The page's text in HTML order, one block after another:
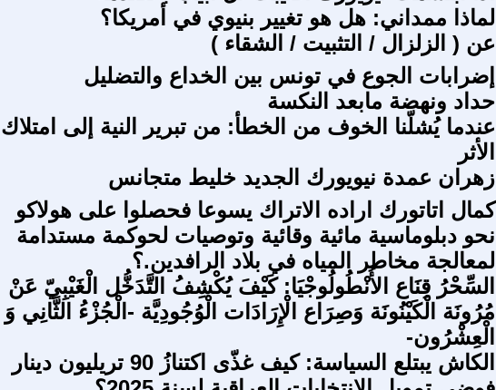
لماذا ممداني: هل هو تغيير بنيوي في أمريكا؟
عن ( الزلزال / التثبيت / الشقاء )
إضرابات الجوع في تونس بين الخداع والتضليل
حداد ونهضة مابعد النكسة
عندما يُشلّنا الخوف من الخطأ: من تبرير النية إلى امتلاك
الأثر
زهران عمدة نيويورك الجديد خليط متجانس
كمال اتاتورك اراده الاتراك يسوعا فحصلوا على هولاكو
نحو دبلوماسية مائية وقائية وتوصيات لحوكمة مستدامة
لمعالجة مخاطر المياه في بلاد الرافدين.؟
السِّحْرُ قِنَاع الأُنْطُولُوجْيَا: كَيْفَ يُكْشِفُ التَّدَخُّل الْغَيْبِيّ عَنْ
مُرُونَة الْكَيْنُونَة وَصِرَاع الْإِرَادَات الْوُجُودِيَّة -الْجُزْءُ الثَّانِي وَ
الْعِشْرُون-
الكاش يبتلع السياسة: كيف غذّى اكتنازُ 90 تريليون دينار